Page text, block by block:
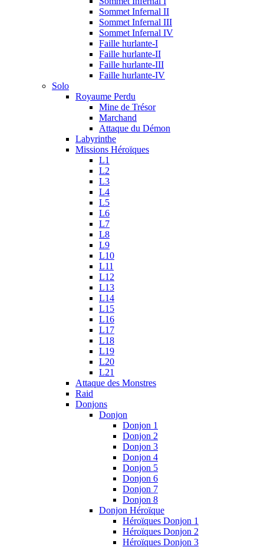
Sommet Infernal II
Sommet Infernal III
Sommet Infernal IV
Faille hurlante-I
Faille hurlante-II
Faille hurlante-III
Faille hurlante-IV
Solo
Royaume Perdu
Mine de Trésor
Marchand
Attaque du Démon
Labyrinthe
Missions Héroïques
L1
L2
L3
L4
L5
L6
L7
L8
L9
L10
L11
L12
L13
L14
L15
L16
L17
L18
L19
L20
L21
Attaque des Monstres
Raid
Donjons
Donjon
Donjon 1
Donjon 2
Donjon 3
Donjon 4
Donjon 5
Donjon 6
Donjon 7
Donjon 8
Donjon Héroïque
Héroïques Donjon 1
Héroïques Donjon 2
Héroïques Donjon 3